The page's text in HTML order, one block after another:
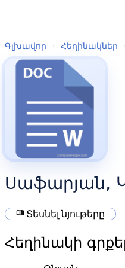
Գլխավոր › Հեղինակներ
Սաֆարյան,
menu_book Տեսնել նյութերը
Հեղինակի